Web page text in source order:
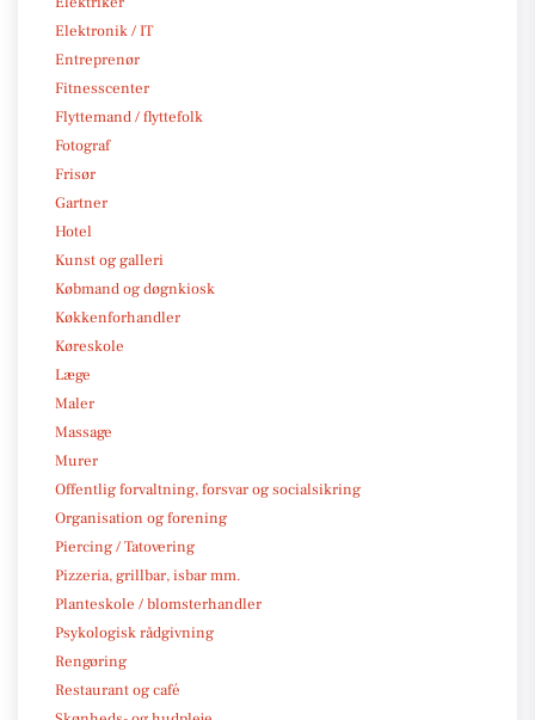
Elektronik / IT
Entreprenør
Fitnesscenter
Flyttemand / flyttefolk
Fotograf
Frisør
Gartner
Hotel
Kunst og galleri
Købmand og døgnkiosk
Køkkenforhandler
Køreskole
Læge
Maler
Massage
Murer
Offentlig forvaltning, forsvar og socialsikring
Organisation og forening
Piercing / Tatovering
Pizzeria, grillbar, isbar mm.
Planteskole / blomsterhandler
Psykologisk rådgivning
Rengøring
Restaurant og café